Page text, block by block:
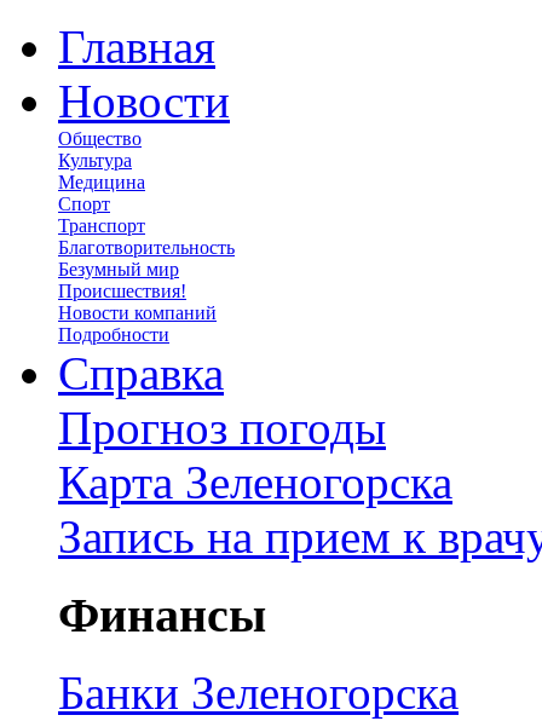
Главная
Новости
Общество
Культура
Медицина
Спорт
Транспорт
Благотворительность
Безумный мир
Происшествия!
Новости компаний
Подробности
Справка
Прогноз погоды
Карта Зеленогорска
Запись на прием к
Финансы
Банки Зеленогорска